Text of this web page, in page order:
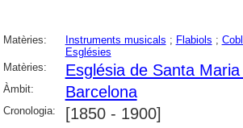
Matèries: Instruments musicals ; Flabiols ;
Esglésies
Matèries:
Església de Santa
Àmbit: Barcelona
Cronologia: [1850 - 1900]